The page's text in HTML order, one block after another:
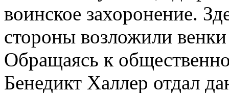
воинское захоронение.
стороны возложили
Обращаясь к
Бенедикт Халлер отдал